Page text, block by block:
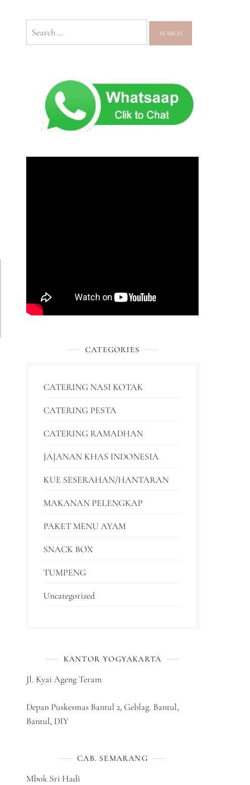
CATEGORIES
CATERING NASI KOTAK
CATERING PESTA
CATERING RAMADHAN
JAJANAN KHAS INDONESIA
KUE SESERAHAN/HANTARAN
MAKANAN PELENGKAP
PAKET MENU AYAM
SNACK BOX
TUMPENG
Uncategorized
KANTOR YOGYAKARTA
Jl. Kyai Ageng Teram
Depan Puskesmas Bantul 2, Geblag. Bantul,
Bantul, DIY
CAB. SEMARANG
Mbok Sri Hadi